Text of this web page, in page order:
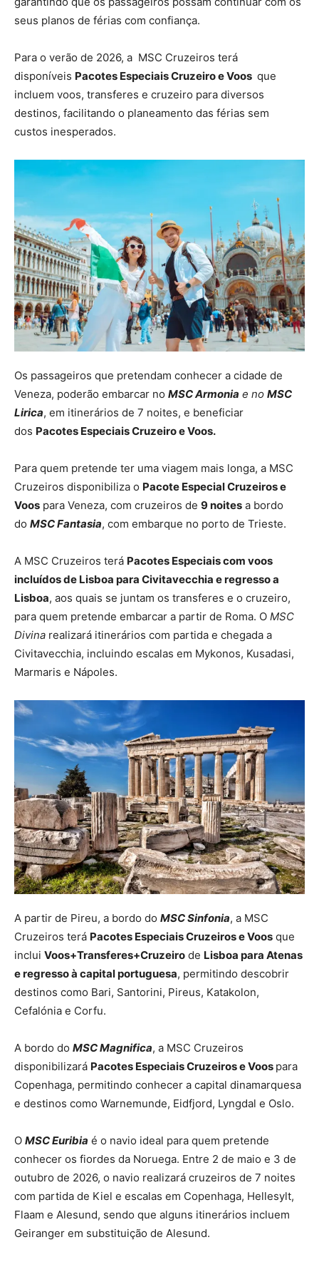
seus planos de férias com confiança.
Para o verão de 2026, a MSC Cruzeiros terá
disponíveis Pacotes Especiais Cruzeiro e Voos que
incluem voos, transferes e cruzeiro para diversos
destinos, facilitando o planeamento das férias sem
custos inesperados.
Os passageiros que pretendam conhecer a cidade de
Veneza, poderão embarcar no MSC Armonia e no MSC
Lirica, em itinerários de 7 noites, e beneficiar
dos Pacotes Especiais Cruzeiro e Voos.
Para quem pretende ter uma viagem mais longa, a MSC
Cruzeiros disponibiliza o Pacote Especial Cruzeiros e
Voos para Veneza, com cruzeiros de 9 noites a bordo
do MSC Fantasia, com embarque no porto de Trieste.
A MSC Cruzeiros terá Pacotes Especiais com voos
incluídos de Lisboa para Civitavecchia e regresso a
Lisboa, aos quais se juntam os transferes e o cruzeiro,
para quem pretende embarcar a partir de Roma. O MSC
Divina realizará itinerários com partida e chegada a
Civitavecchia, incluindo escalas em Mykonos, Kusadasi,
Marmaris e Nápoles.
A partir de Pireu, a bordo do MSC Sinfonia, a MSC
Cruzeiros terá Pacotes Especiais Cruzeiros e Voos que
inclui Voos+Transferes+Cruzeiro de Lisboa para Atenas
e regresso à capital portuguesa, permitindo descobrir
destinos como Bari, Santorini, Pireus, Katakolon,
Cefalónia e Corfu.
A bordo do MSC Magnifica, a MSC Cruzeiros
disponibilizará Pacotes Especiais Cruzeiros e Voos para
Copenhaga, permitindo conhecer a capital dinamarquesa
e destinos como Warnemunde, Eidfjord, Lyngdal e Oslo.
O MSC Euribia é o navio ideal para quem pretende
conhecer os fiordes da Noruega. Entre 2 de maio e 3 de
outubro de 2026, o navio realizará cruzeiros de 7 noites
com partida de Kiel e escalas em Copenhaga, Hellesylt,
Flaam e Alesund, sendo que alguns itinerários incluem
Geiranger em substituição de Alesund.